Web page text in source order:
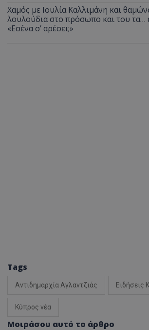
Χαμός με Ιουλία Καλλιμάνη και
λουλούδια στο πρόσωπο και του τα…
«Εσένα σ’ αρέσει;»
Tags
Αντιδημαρχία Αγλαντζιάς Ειδήσεις
Κύπρος νέα
Μοιράσου αυτό το άρθρο